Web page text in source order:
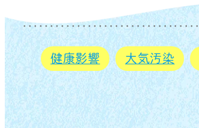
健康影響 大気汚染